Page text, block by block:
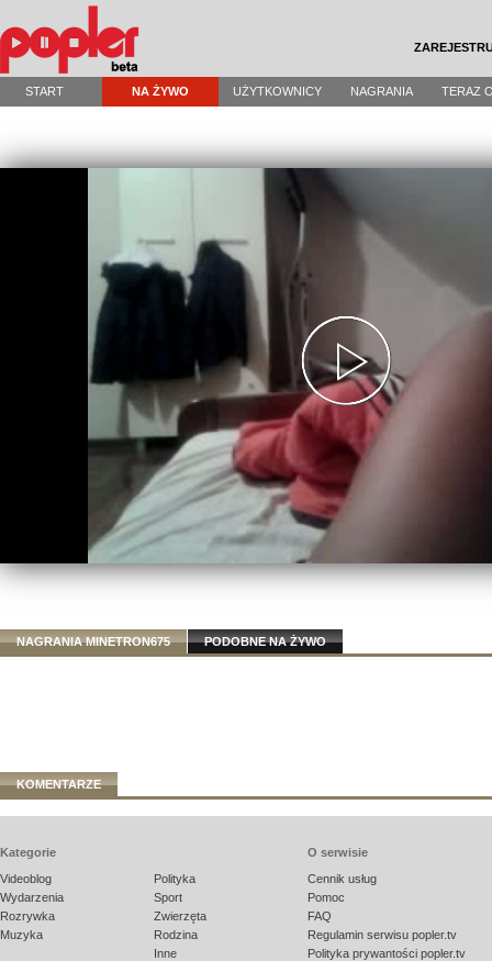
START NA ŻYWO UŻYTKOWNICY NAGRANIA TERAZ
NAGRANIA MINETRON675 PODOBNE NA ŻYWO
KOMENTARZE
Kategorie
Videoblog
Wydarzenia
Rozrywka
Muzyka
Polityka
Sport
Zwierzęta
Rodzina
Inne
O serwisie
Cennik usług
Pomoc
FAQ
Regulamin serwisu popler.tv
Polityka prywantości popler.tv